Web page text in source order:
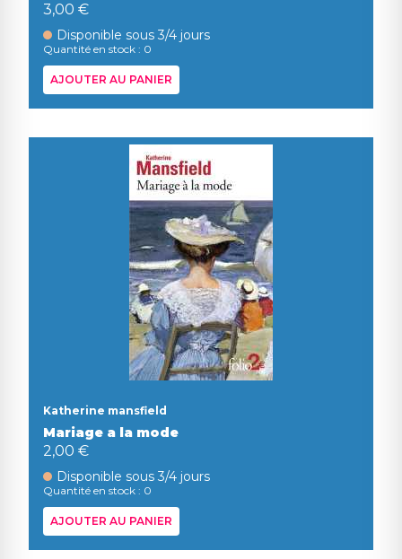
3,00 €
Disponible sous 3/4 jours
Quantité en stock : 0
AJOUTER AU PANIER
Katherine mansfield
Mariage a la mode
2,00 €
Disponible sous 3/4 jours
Quantité en stock : 0
AJOUTER AU PANIER